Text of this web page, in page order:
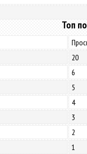
Топ
20
6
5
4
3
2
1